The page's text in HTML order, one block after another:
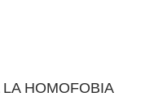
HOMOFOBIA